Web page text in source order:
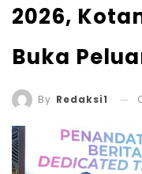
2026,
Buka
By Redaksi1